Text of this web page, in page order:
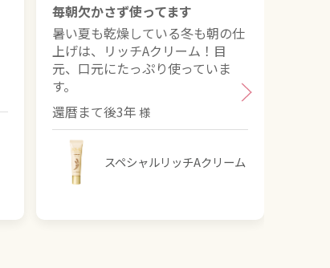
毎朝欠かさず使ってます
暑い夏も乾燥している冬も朝の仕
上げは、リッチAクリーム！目
元、口元にたっぷり使っていま
す。
還暦まて後3年
スペシャルリッチAクリーム